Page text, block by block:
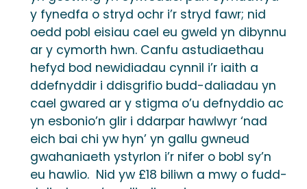
y fynedfa o stryd ochr i’r stryd fawr; nid
oedd pobl eisiau cael eu gweld yn dibynnu
ar y cymorth hwn. Canfu astudiaethau
hefyd bod newidiadau cynnil i’r iaith a
ddefnyddir i ddisgrifio budd-daliadau yn
cael gwared ar y stigma o’u defnyddio ac
yn esbonio’n glir i ddarpar hawlwyr ‘nad
eich bai chi yw hyn’ yn gallu gwneud
gwahaniaeth ystyrlon i’r nifer o bobl sy’n
eu hawlio. Nid yw £18 biliwn a mwy o fudd-